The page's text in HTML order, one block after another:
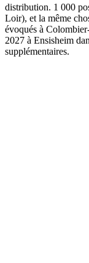
distribution. 1 000
Loir), et la même
évoqués à
2027 à Ensisheim
supplémentaires.